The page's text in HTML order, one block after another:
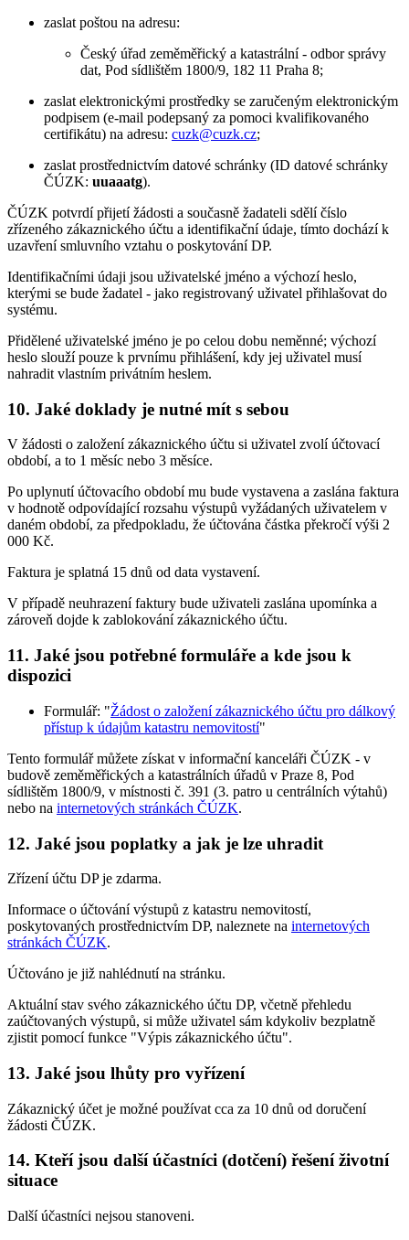
zaslat poštou na adresu:
Český úřad zeměměřický a katastrální - odbor správy
dat, Pod sídlištěm 1800/9, 182 11 Praha 8;
zaslat elektronickými prostředky se zaručeným elektronickým
podpisem (e-mail podepsaný za pomoci kvalifikovaného
certifikátu) na adresu: cuzk@cuzk.cz;
zaslat prostřednictvím datové schránky (ID datové schránky
ČÚZK: uuaaatg).
ČÚZK potvrdí přijetí žádosti a současně žadateli sdělí číslo
zřízeného zákaznického účtu a identifikační údaje, tímto dochází k
uzavření smluvního vztahu o poskytování DP.
Identifikačními údaji jsou uživatelské jméno a výchozí heslo,
kterými se bude žadatel - jako registrovaný uživatel přihlašovat do
systému.
Přidělené uživatelské jméno je po celou dobu neměnné; výchozí
heslo slouží pouze k prvnímu přihlášení, kdy jej uživatel musí
nahradit vlastním privátním heslem.
10. Jaké doklady je nutné mít s sebou
V žádosti o založení zákaznického účtu si uživatel zvolí účtovací
období, a to 1 měsíc nebo 3 měsíce.
Po uplynutí účtovacího období mu bude vystavena a zaslána faktura
v hodnotě odpovídající rozsahu výstupů vyžádaných uživatelem v
daném období, za předpokladu, že účtována částka překročí výši 2
000 Kč.
Faktura je splatná 15 dnů od data vystavení.
V případě neuhrazení faktury bude uživateli zaslána upomínka a
zároveň dojde k zablokování zákaznického účtu.
11. Jaké jsou potřebné formuláře a kde jsou k
dispozici
Formulář: "Žádost o založení zákaznického účtu pro dálkový
přístup k údajům katastru nemovitostí"
Tento formulář můžete získat v informační kanceláři ČÚZK - v
budově zeměměřických a katastrálních úřadů v Praze 8, Pod
sídlištěm 1800/9, v místnosti č. 391 (3. patro u centrálních výtahů)
nebo na internetových stránkách ČÚZK.
12. Jaké jsou poplatky a jak je lze uhradit
Zřízení účtu DP je zdarma.
Informace o účtování výstupů z katastru nemovitostí,
poskytovaných prostřednictvím DP, naleznete na internetových
stránkách ČÚZK.
Účtováno je již nahlédnutí na stránku.
Aktuální stav svého zákaznického účtu DP, včetně přehledu
zaúčtovaných výstupů, si může uživatel sám kdykoliv bezplatně
zjistit pomocí funkce "Výpis zákaznického účtu".
13. Jaké jsou lhůty pro vyřízení
Zákaznický účet je možné používat cca za 10 dnů od doručení
žádosti ČÚZK.
14. Kteří jsou další účastníci (dotčení) řešení životní
situace
Další účastníci nejsou stanoveni.